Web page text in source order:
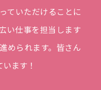
ていただけることに
い仕事を担当します
められます。皆さん
ます！